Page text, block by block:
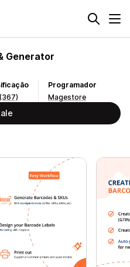
Generator
(367)
Programador
Magestore